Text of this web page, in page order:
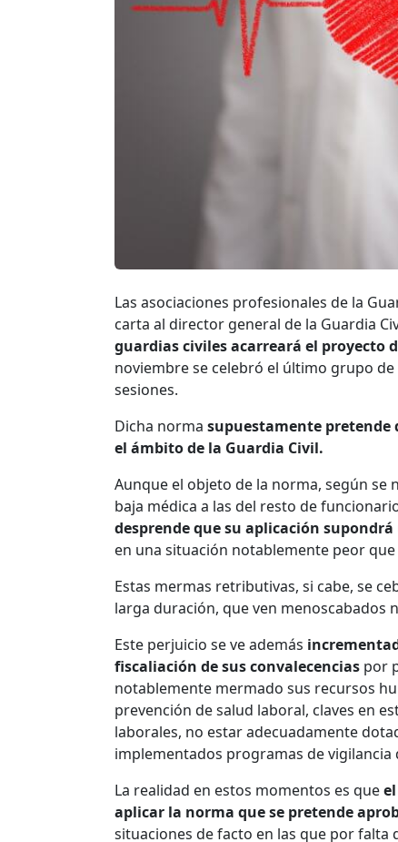
Las asociaciones profesionales de la
carta al director general de la Guardia
guardias civiles acarreará el proyecto
noviembre se celebró el último grupo
sesiones.
Dicha norma supuestamente pretende
el ámbito de la Guardia Civil.
Aunque el objeto de la norma, según
baja médica a las del resto de
desprende que su aplicación
en una situación notablemente peor
Estas mermas retributivas, si cabe, se
larga duración, que ven menoscabados
Este perjuicio se ve además
fiscaliación de sus convalecencias por
notablemente mermado sus recursos
prevención de salud laboral, claves en
laborales, no estar adecuadamente
implementados programas de vigilancia
La realidad en estos momentos es que
aplicar la norma que se pretende
situaciones de facto en las que por falta